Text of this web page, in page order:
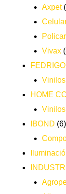
Axpet
Vivax
Vinilos
HOME CC
Vinilos
IBOND (6)